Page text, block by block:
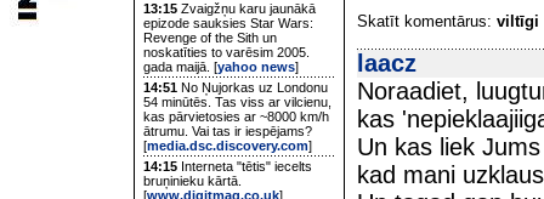
13:15 Zvaigžņu karu jaunākā
epizode sauksies Star Wars:
Revenge of the Sith un
noskatīties to varēsim 2005.
gada maijā. [yahoo news]
14:51 No Ņujorkas uz Londonu
54 minūtēs. Tas viss ar vilcienu,
kas pārvietosies ar ~8000 km/h
ātrumu. Vai tas ir iespējams?
[media.dsc.discovery.com]
14:15 Interneta "tētis" iecelts
bruņinieku kārtā.
[www.digitmag.co.uk]
Skatīt komentārus: viltīgi
laacz
Noraadiet,
kas
Un kas liek
kad mani